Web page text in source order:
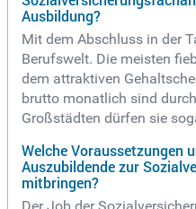
Ausbildung?
Mit dem Abschluss in der
Berufswelt. Die meisten
dem attraktiven
brutto monatlich sind
Großstädten dürfen sie
Welche Voraussetzungen
Auszubildende zur
mitbringen?